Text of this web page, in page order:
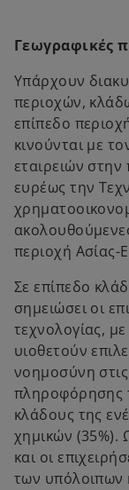
Γεωγραφικές
Υπάρχουν
περιοχών,
επίπεδο
κινούνται με
εταιρειών στην
ευρέως την
περιοχή Ασίας-
Σε επίπεδο
σημειώσει οι
τεχνολογίας,
υιοθετούν
νοημοσύνη
πληροφόρησης
κλάδους της
χημικών (35%).
και οι
των υπόλοιπων